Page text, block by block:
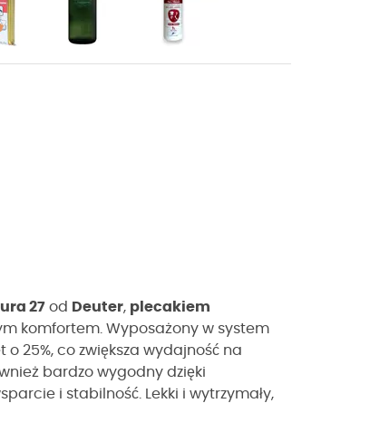
27 od Deuter, plecakiem
komfortem. Wyposażony w system
25%, co zwiększa wydajność na
bardzo wygodny dzięki
i stabilność. Lekki i wytrzymały,